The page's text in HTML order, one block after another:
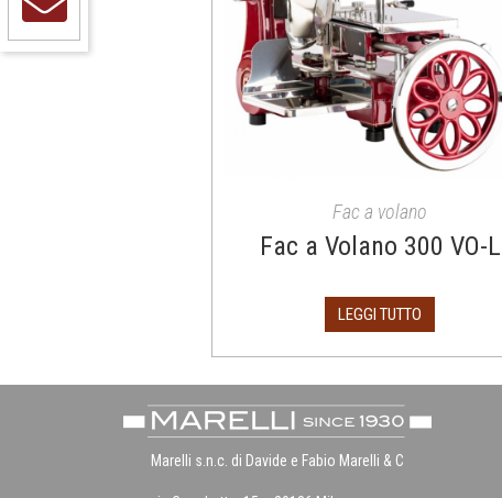
Fac a volano
Fac a Volano 300 VO-L
LEGGI TUTTO
Marelli s.n.c. di Davide e Fabio Marelli & C